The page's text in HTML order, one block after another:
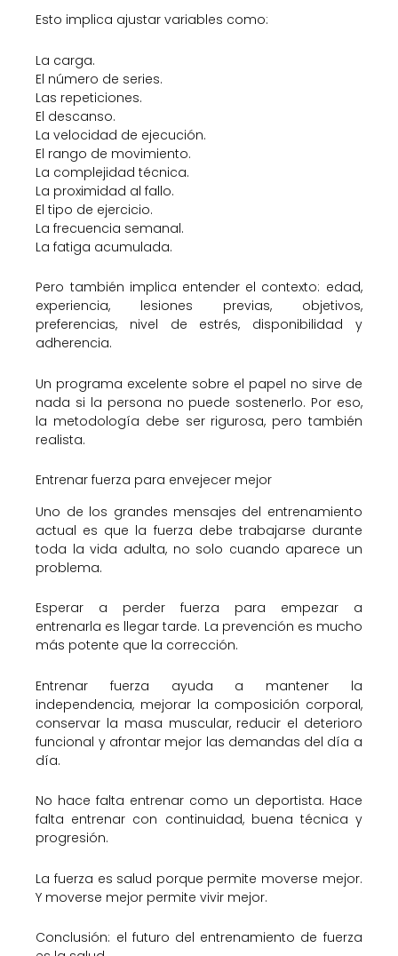
Esto implica ajustar variables como:
La carga.
El número de series.
Las repeticiones.
El descanso.
La velocidad de ejecución.
El rango de movimiento.
La complejidad técnica.
La proximidad al fallo.
El tipo de ejercicio.
La frecuencia semanal.
La fatiga acumulada.
Pero también implica entender el contexto: edad,
experiencia, lesiones previas, objetivos,
preferencias, nivel de estrés, disponibilidad y
adherencia.
Un programa excelente sobre el papel no sirve de
nada si la persona no puede sostenerlo. Por eso,
la metodología debe ser rigurosa, pero también
realista.
Entrenar fuerza para envejecer mejor
Uno de los grandes mensajes del entrenamiento
actual es que la fuerza debe trabajarse durante
toda la vida adulta, no solo cuando aparece un
problema.
Esperar a perder fuerza para empezar a
entrenarla es llegar tarde. La prevención es mucho
más potente que la corrección.
Entrenar fuerza ayuda a mantener la
independencia, mejorar la composición corporal,
conservar la masa muscular, reducir el deterioro
funcional y afrontar mejor las demandas del día a
día.
No hace falta entrenar como un deportista. Hace
falta entrenar con continuidad, buena técnica y
progresión.
La fuerza es salud porque permite moverse mejor.
Y moverse mejor permite vivir mejor.
Conclusión: el futuro del entrenamiento de fuerza